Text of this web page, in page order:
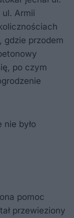
Armii
gdzie przodem
po czym
było
pomoc
przewieziony